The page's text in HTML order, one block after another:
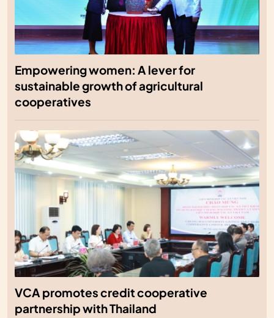
Empowering women: A lever for
sustainable growth of agricultural
cooperatives
VCA promotes credit cooperative
partnership with Thailand